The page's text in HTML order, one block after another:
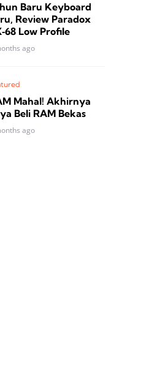
Baru Keyboard
Review Paradox
Low Profile
ago
Mahal! Akhirnya
Beli RAM Bekas
ago